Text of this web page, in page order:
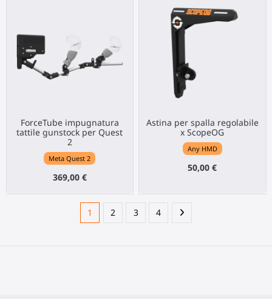
ForceTube impugnatura
tattile gunstock per Quest
2
Meta Quest 2
369,00 €
Astina per spalla regolabile
x ScopeOG
Any HMD
50,00 €
1 2 3 4